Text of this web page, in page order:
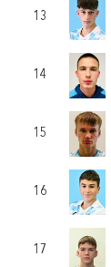
13
14
15
16
17